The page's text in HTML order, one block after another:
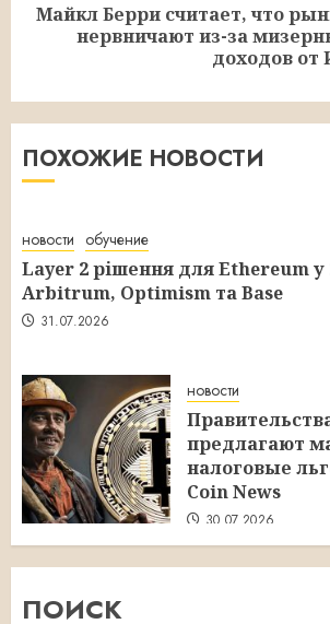
Следующая
Майкл Берри считает, что
нервничают из-за
доходов от
ПОХОЖИЕ НОВОСТИ
новости обучение
Layer 2 рішення для Ethereum у
Arbitrum, Optimism та Base
31.07.2026
новости
предлагают
налоговые
Coin News
30.07.2026
ПОИСК